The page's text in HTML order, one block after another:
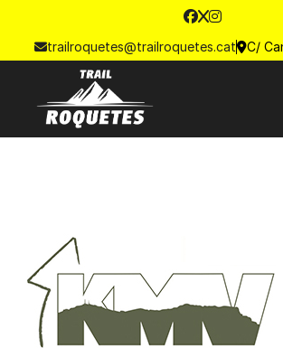
trailroquetes@trailroquetes.cat C/